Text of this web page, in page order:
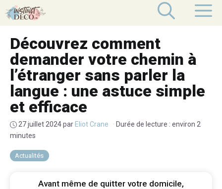
Aller
au
Actualités
Découvrez comment
demander votre chemin à
l’étranger sans parler la
langue : une astuce simple
et efficace
27 juillet 2024par Eliot Crane · Durée de lecture : environ 2
minutes
Avant même de quitter votre domicile,